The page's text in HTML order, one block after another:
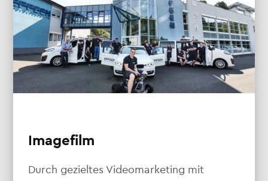
Imagefilm
Durch gezieltes Videomarketing mit